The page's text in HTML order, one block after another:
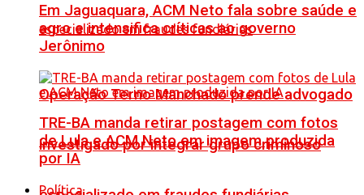
Operação Terno Manchado prende advogado
investigado por integrar grupo criminoso
Em Jaguaquara, ACM Neto fala sobre saúde e
agro e intensifica críticas ao governo
Jerônimo
TRE-BA manda retirar postagem com fotos
de Lula e ACM Neto em imagem produzida
por IA
Política